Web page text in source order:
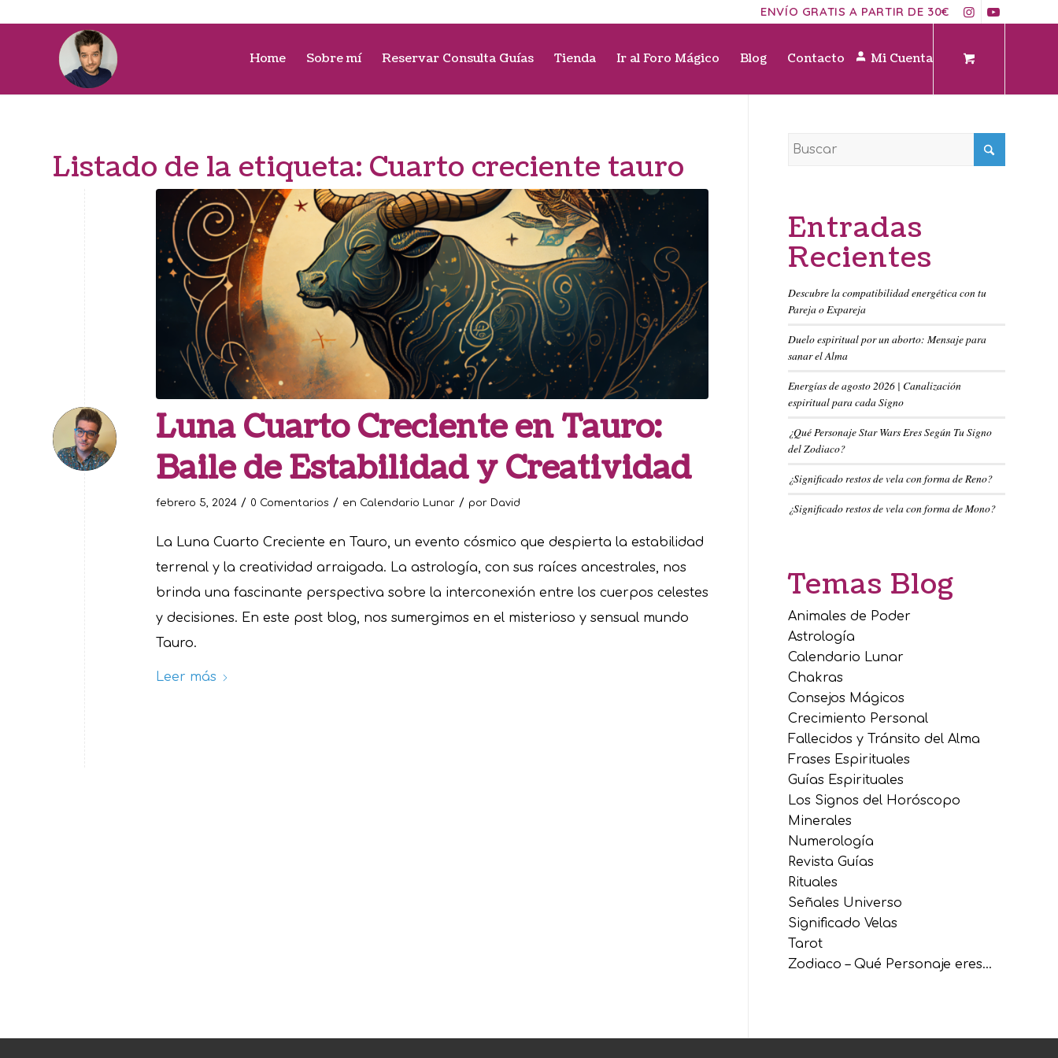
ENVÍO GRATIS A PARTIR DE 30€
Home Sobre mí Reservar Consulta Guías Tienda Ir al Foro Mágico Blog Contacto Mi Cuenta
Listado de la etiqueta: Cuarto creciente tauro
Luna Cuarto Creciente en Tauro:
Baile de Estabilidad y Creatividad
febrero 5, 2024 / 0 Comentarios / en Calendario Lunar / por David
La Luna Cuarto Creciente en Tauro, un evento cósmico que despierta la estabilidad
terrenal y la creatividad arraigada. La astrología, con sus raíces ancestrales, nos
brinda una fascinante perspectiva sobre la interconexión entre los cuerpos celestes
y decisiones. En este post blog, nos sumergimos en el misterioso y sensual mundo
Tauro.
Leer más
Entradas
Recientes
Descubre la compatibilidad energética con tu
Pareja o Expareja
Duelo espiritual por un aborto: Mensaje para
sanar el Alma
Energías de agosto 2026 | Canalización
espiritual para cada Signo
¿Qué Personaje Star Wars Eres Según Tu Signo
del Zodiaco?
¿Significado restos de vela con forma de Reno?
¿Significado restos de vela con forma de Mono?
Temas Blog
Animales de Poder
Astrología
Calendario Lunar
Chakras
Consejos Mágicos
Crecimiento Personal
Fallecidos y Tránsito del Alma
Frases Espirituales
Guías Espirituales
Los Signos del Horóscopo
Minerales
Numerología
Revista Guías
Rituales
Señales Universo
Significado Velas
Tarot
Zodiaco – Qué Personaje eres…